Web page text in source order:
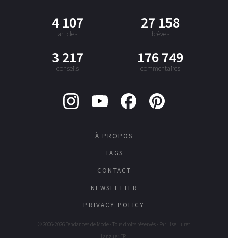
4 107
articles
27 158
brèves
3 217
conseils
176 749
commentaires
À PROPOS
TAGS
CONTACT
NEWSLETTER
PRIVACY POLICY
© 2006-2026 Tendances de Mode - Tous droits réservés - Par Lise Huret
Langue : FR